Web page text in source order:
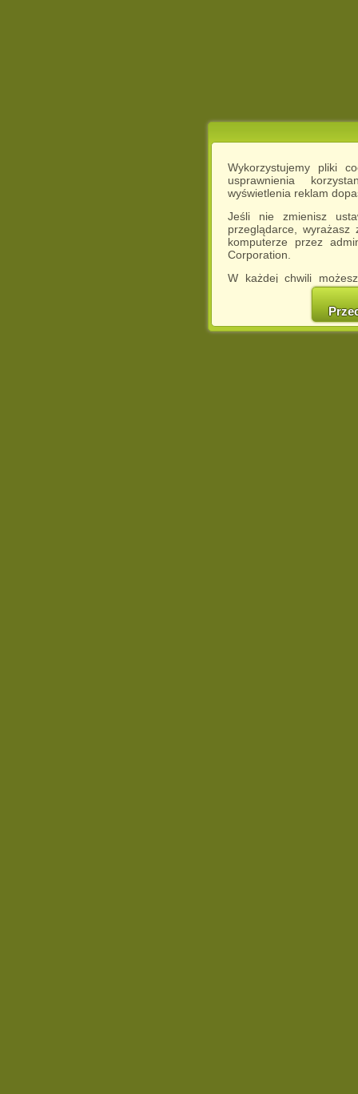
Wykorzystujemy pliki
usprawnienia
wyświetlenia reklam
Jeśli nie zmienisz
przeglądarce,
komputerze przez
Corporation.
W każdej chwili
cookies w swojej
w naszej
http://chomikuj.pl/